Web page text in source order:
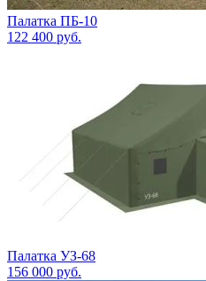
Палатка ПБ-10
122 400 руб.
Палатка УЗ-68
156 000 руб.